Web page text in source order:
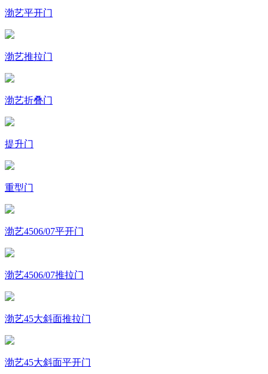
渤艺平开门
渤艺推拉门
渤艺折叠门
提升门
重型门
渤艺4506/07平开门
渤艺4506/07推拉门
渤艺45大斜面推拉门
渤艺45大斜面平开门